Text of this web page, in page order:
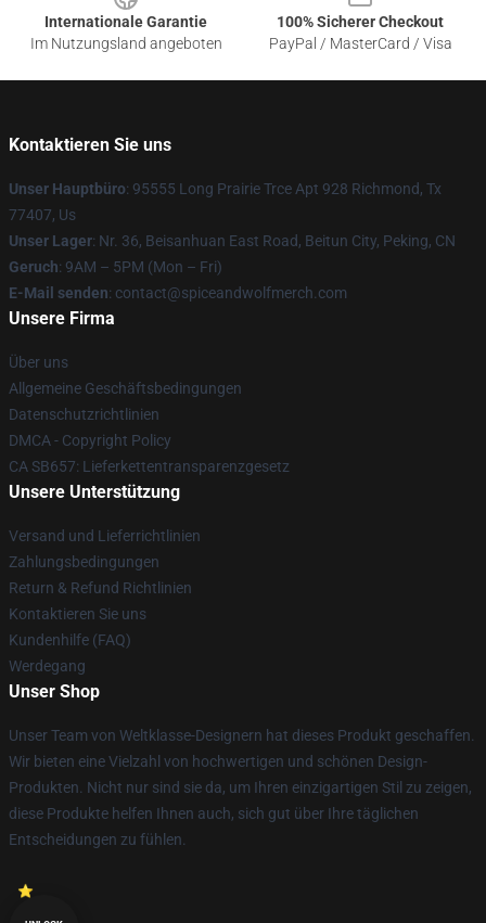
Internationale Garantie
Im Nutzungsland angeboten
100% Sicherer Checkout
PayPal / MasterCard / Visa
Kontaktieren Sie uns
Unser Hauptbüro: 95555 Long Prairie Trce Apt 928 Richmond, Tx
77407, Us
Unser Lager: Nr. 36, Beisanhuan East Road, Beitun City, Peking, CN
Geruch: 9AM – 5PM (Mon – Fri)
E-Mail senden: contact@spiceandwolfmerch.com
Unsere Firma
Über uns
Allgemeine Geschäftsbedingungen
Datenschutzrichtlinien
DMCA - Copyright Policy
CA SB657: Lieferkettentransparenzgesetz
Unsere Unterstützung
Versand und Lieferrichtlinien
Zahlungsbedingungen
Return & Refund Richtlinien
Kontaktieren Sie uns
Kundenhilfe (FAQ)
Werdegang
Unser Shop
Unser Team von Weltklasse-Designern hat dieses Produkt geschaffen.
Wir bieten eine Vielzahl von hochwertigen und schönen Design-
Produkten. Nicht nur sind sie da, um Ihren einzigartigen Stil zu zeigen,
diese Produkte helfen Ihnen auch, sich gut über Ihre täglichen
Entscheidungen zu fühlen.